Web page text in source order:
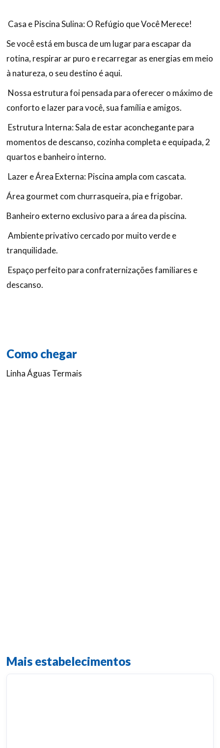
Casa e Piscina Sulina: O Refúgio que Você Merece!
Se você está em busca de um lugar para escapar da
rotina, respirar ar puro e recarregar as energias em meio
à natureza, o seu destino é aqui.
Nossa estrutura foi pensada para oferecer o máximo de
conforto e lazer para você, sua família e amigos.
Estrutura Interna: Sala de estar aconchegante para
momentos de descanso, cozinha completa e equipada, 2
quartos e banheiro interno.
Lazer e Área Externa: Piscina ampla com cascata.
Área gourmet com churrasqueira, pia e frigobar.
Banheiro externo exclusivo para a área da piscina.
Ambiente privativo cercado por muito verde e
tranquilidade.
Espaço perfeito para confraternizações familiares e
descanso.
Como chegar
Linha Águas Termais
Mais estabelecimentos